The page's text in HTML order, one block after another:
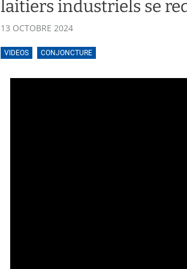
laitiers industriels se
13 OCTOBRE 2024
VIDEOS CONJONCTURE